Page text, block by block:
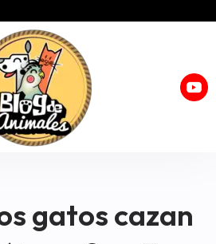
gatos cazan